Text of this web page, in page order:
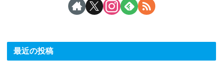
最近の投稿